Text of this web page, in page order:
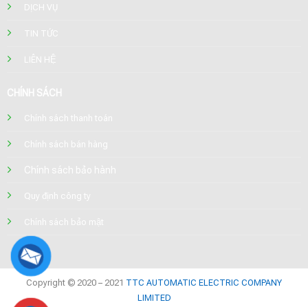
DỊCH VỤ
TIN TỨC
LIÊN HỆ
CHÍNH SÁCH
Chính sách thanh toán
Chính sách bán hàng
Chính sách bảo hành
Quy định công ty
Chính sách bảo mật
Copyright © 2020 – 2021 TTC AUTOMATIC ELECTRIC COMPANY
LIMITED